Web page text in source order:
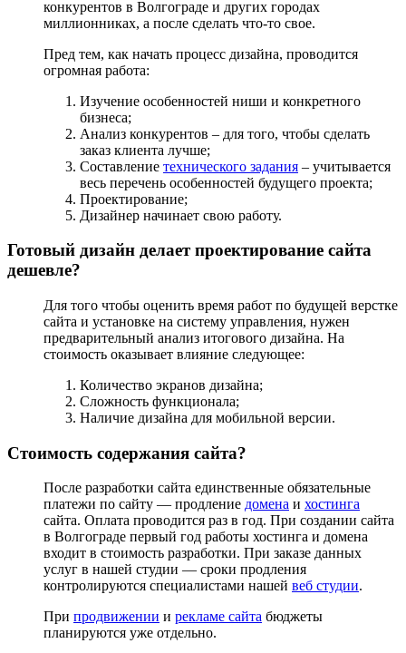
конкурентов в Волгограде и других городах
миллионниках, а после сделать что-то свое.
Пред тем, как начать процесс дизайна, проводится
огромная работа:
Изучение особенностей ниши и конкретного
бизнеса;
Анализ конкурентов – для того, чтобы сделать
заказ клиента лучше;
Составление технического задания – учитывается
весь перечень особенностей будущего проекта;
Проектирование;
Дизайнер начинает свою работу.
Готовый дизайн делает проектирование сайта
дешевле?
Для того чтобы оценить время работ по будущей верстке
сайта и установке на систему управления, нужен
предварительный анализ итогового дизайна. На
стоимость оказывает влияние следующее:
Количество экранов дизайна;
Сложность функционала;
Наличие дизайна для мобильной версии.
Стоимость содержания сайта?
После разработки сайта единственные обязательные
платежи по сайту — продление домена и хостинга
сайта. Оплата проводится раз в год. При создании сайта
в Волгограде первый год работы хостинга и домена
входит в стоимость разработки. При заказе данных
услуг в нашей студии — сроки продления
контролируются специалистами нашей веб студии.
При продвижении и рекламе сайта бюджеты
планируются уже отдельно.